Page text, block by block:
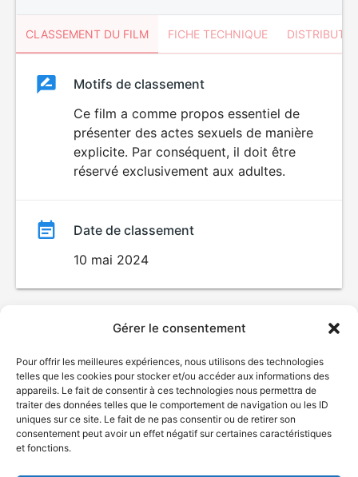
Gérer le consentement
Pour offrir les meilleures expériences, nous utilisons des technologies
telles que les cookies pour stocker et/ou accéder aux informations des
appareils. Le fait de consentir à ces technologies nous permettra de
traiter des données telles que le comportement de navigation ou les ID
uniques sur ce site. Le fait de ne pas consentir ou de retirer son
consentement peut avoir un effet négatif sur certaines caractéristiques
et fonctions.
CLASSEMENT DU FILM FICHE TECHNIQUE
ClassementClassement
SEXUALITÉ
EXPLICITE
Motifs de classement
Ce film a comme propos essentiel de
présenter des actes sexuels de manière
explicite. Par conséquent, il doit être
réservé exclusivement aux adultes.
Date de classement
10 mai 2024